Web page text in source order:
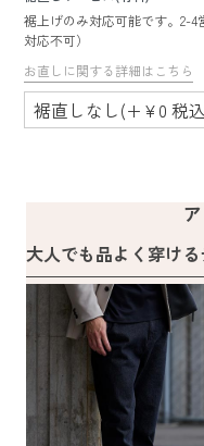
裾上げのみ対応可能です。2-
対応不可）
お直しに関する詳細はこちら
大人でも品よく穿け